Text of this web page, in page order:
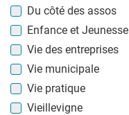
Du côté des assos
Enfance et Jeunesse
Vie des entreprises
Vie municipale
Vie pratique
Vieillevigne